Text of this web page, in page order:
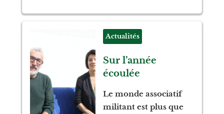
Sur l’année
écoulée
Actualités
Le monde associatif
militant est plus que